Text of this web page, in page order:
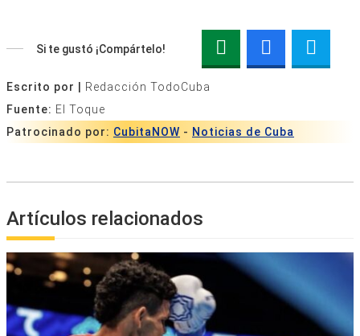
Si te gustó ¡Compártelo!
Escrito por |
Redacción TodoCuba
Fuente: El Toque
Patrocinado por: CubitaNOW - Noticias de Cuba
Artículos relacionados